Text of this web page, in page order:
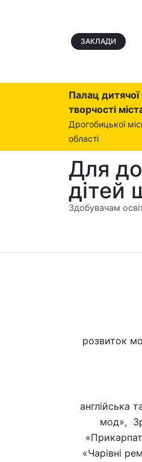
ЗАКЛАДИ
Палац дитячої
творчості
Дрогобицької
області
Для
дітей
Здобувачам
розвиток
англійська
мод»,
«Чарівні